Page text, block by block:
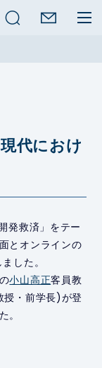
代におけ
発救済」をテー
とオンラインの
した。
小山高正客員教
授・前学長)が登
。